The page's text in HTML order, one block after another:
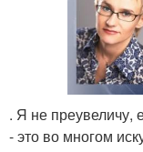
. Я не преувеличу,
- это во многом